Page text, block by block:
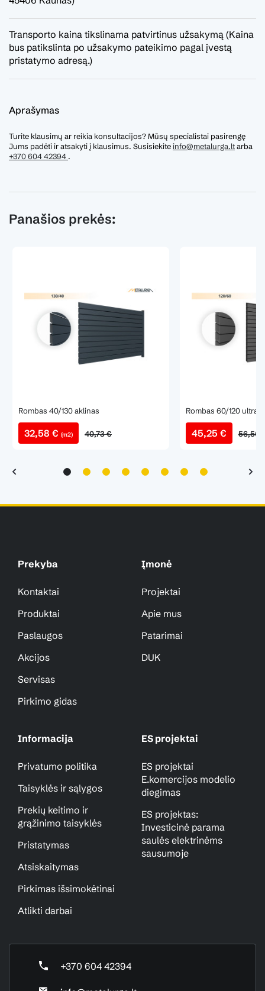
Aprašymas
Turite klausimų ar reikia konsultacijos? Mūsų specialistai pasirengę
Jums padėti ir atsakyti į klausimus. Susisiekiteinfo@metalurga.ltarba
+370 604 42394 .
Transporto kaina tikslinama patvirtinus užsakymą (Kaina
bus patikslinta po užsakymo pateikimo pagal įvestą
pristatymo adresą.)
Panašios prekės:
Rombas 40/130 aklinas
32,58 € (m2) 40,73 €
Rombas 60/120 ultra
45,25 € 56,56
+370 604 42394
Prekyba
Kontaktai
Produktai
Paslaugos
Akcijos
Servisas
Pirkimo gidas
Įmonė
Projektai
Apie mus
Patarimai
DUK
Informacija
Privatumo politika
Taisyklės ir sąlygos
Prekių keitimo ir
grąžinimo taisyklės
Pristatymas
Atsiskaitymas
Pirkimas išsimokėtinai
Atlikti darbai
ES projektai
ES projektai
E.komercijos modelio
diegimas
ES projektas:
Investicinė parama
saulės elektrinėms
sausumoje